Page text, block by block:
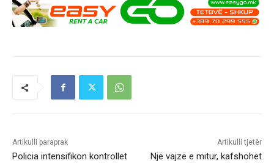
Artikulli paraprak
Policia intensifikon kontrollet
Artikulli tjetër
Një vajzë e mitur, kafshohet